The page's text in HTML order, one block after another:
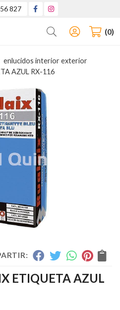
827
Buscar 0
enlucidos interior exterior
AZUL RX-116
ETIQUETA AZUL